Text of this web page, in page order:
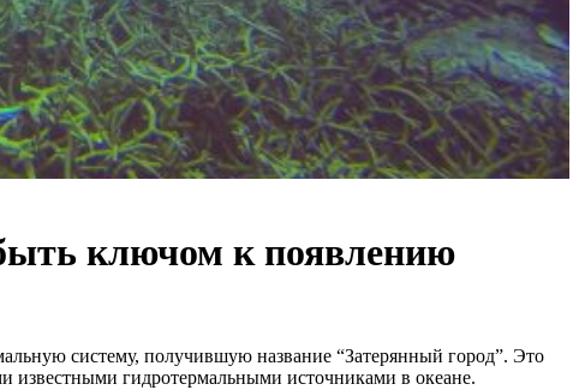
ключом к появлению
систему, получившую название “Затерянный город”. Это
известными гидротермальными источниками в океане.